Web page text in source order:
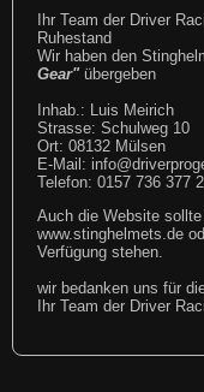
Ihr Team der Driver
Ruhestand
Wir haben den
Gear"übergeben
Inhab.: Luis Meirich
Strasse: Schulweg 10
Ort: 08132 Mülsen
E-Mail:
Telefon: 0157 736 377
Auch die Website
www.stinghelmets.de
Verfügung stehen.
wir bedanken uns für
Ihr Team der Driver